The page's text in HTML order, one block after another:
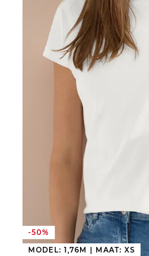
-50%
MODEL: 1,76M | MAAT: XS